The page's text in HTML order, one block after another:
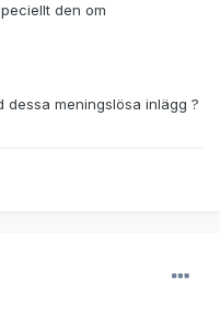
den om
dessa meningslösa inlägg ?